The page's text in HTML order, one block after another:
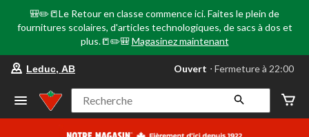
🎒✏️📒Le Retour en classe commence ici. Faites le plein de
fournitures scolaires, d'articles technologiques, de sacs à dos et
plus.📒✏️🎒 Magasinez maintenant
votre
préféré
Leduc,
AB,
courament
Leduc, AB Ouvert ⋅ Fermeture à 22:00
Recherche